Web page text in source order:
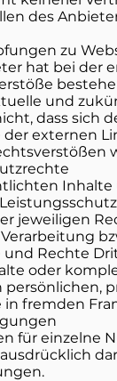
des
zu
hat bei der
und
dass sich
externen
jeweiligen
Rechte
oder
fremden
für einzelne